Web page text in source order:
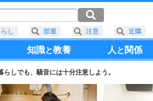
知識と教養 人と 関係
らしでも、騒音には十分注意しよう。
し 部屋 注意 近隣